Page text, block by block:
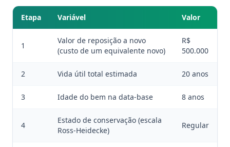
Etapa Variável Valor
1
Valor de reposição a novo
(custo de um equivalente novo)
R$
500.000
2 Vida útil total estimada 20 anos
3 Idade do bem na data-base 8 anos
4
Estado de conservação (escala
Ross-Heidecke)
Regular